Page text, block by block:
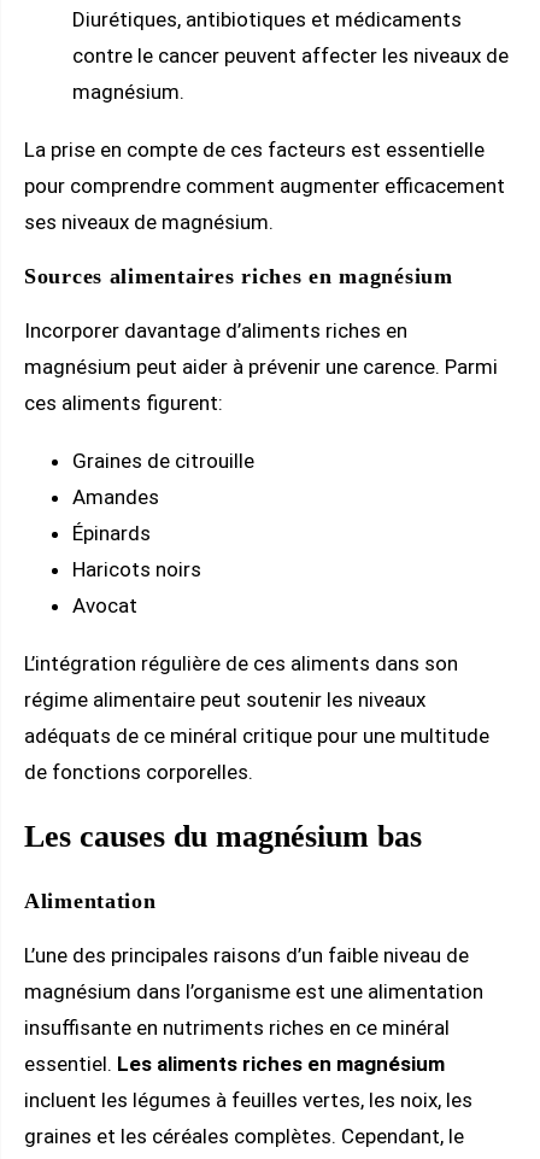
Diurétiques, antibiotiques et médicaments
contre le cancer peuvent affecter les niveaux de
magnésium.
La prise en compte de ces facteurs est essentielle
pour comprendre comment augmenter efficacement
ses niveaux de magnésium.
Sources alimentaires riches en magnésium
Incorporer davantage d’aliments riches en
magnésium peut aider à prévenir une carence. Parmi
ces aliments figurent:
Graines de citrouille
Amandes
Épinards
Haricots noirs
Avocat
L’intégration régulière de ces aliments dans son
régime alimentaire peut soutenir les niveaux
adéquats de ce minéral critique pour une multitude
de fonctions corporelles.
Les causes du magnésium bas
Alimentation
L’une des principales raisons d’un faible niveau de
magnésium dans l’organisme est une alimentation
insuffisante en nutriments riches en ce minéral
essentiel. Les aliments riches en magnésium
incluent les légumes à feuilles vertes, les noix, les
graines et les céréales complètes. Cependant, le